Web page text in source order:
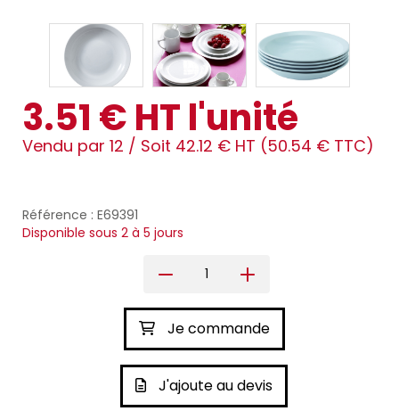
3.51 € HT l'unité
Vendu par 12 / Soit 42.12 € HT (50.54 € TTC)
Référence : E69391
Disponible sous 2 à 5 jours
Je commande
J'ajoute au devis